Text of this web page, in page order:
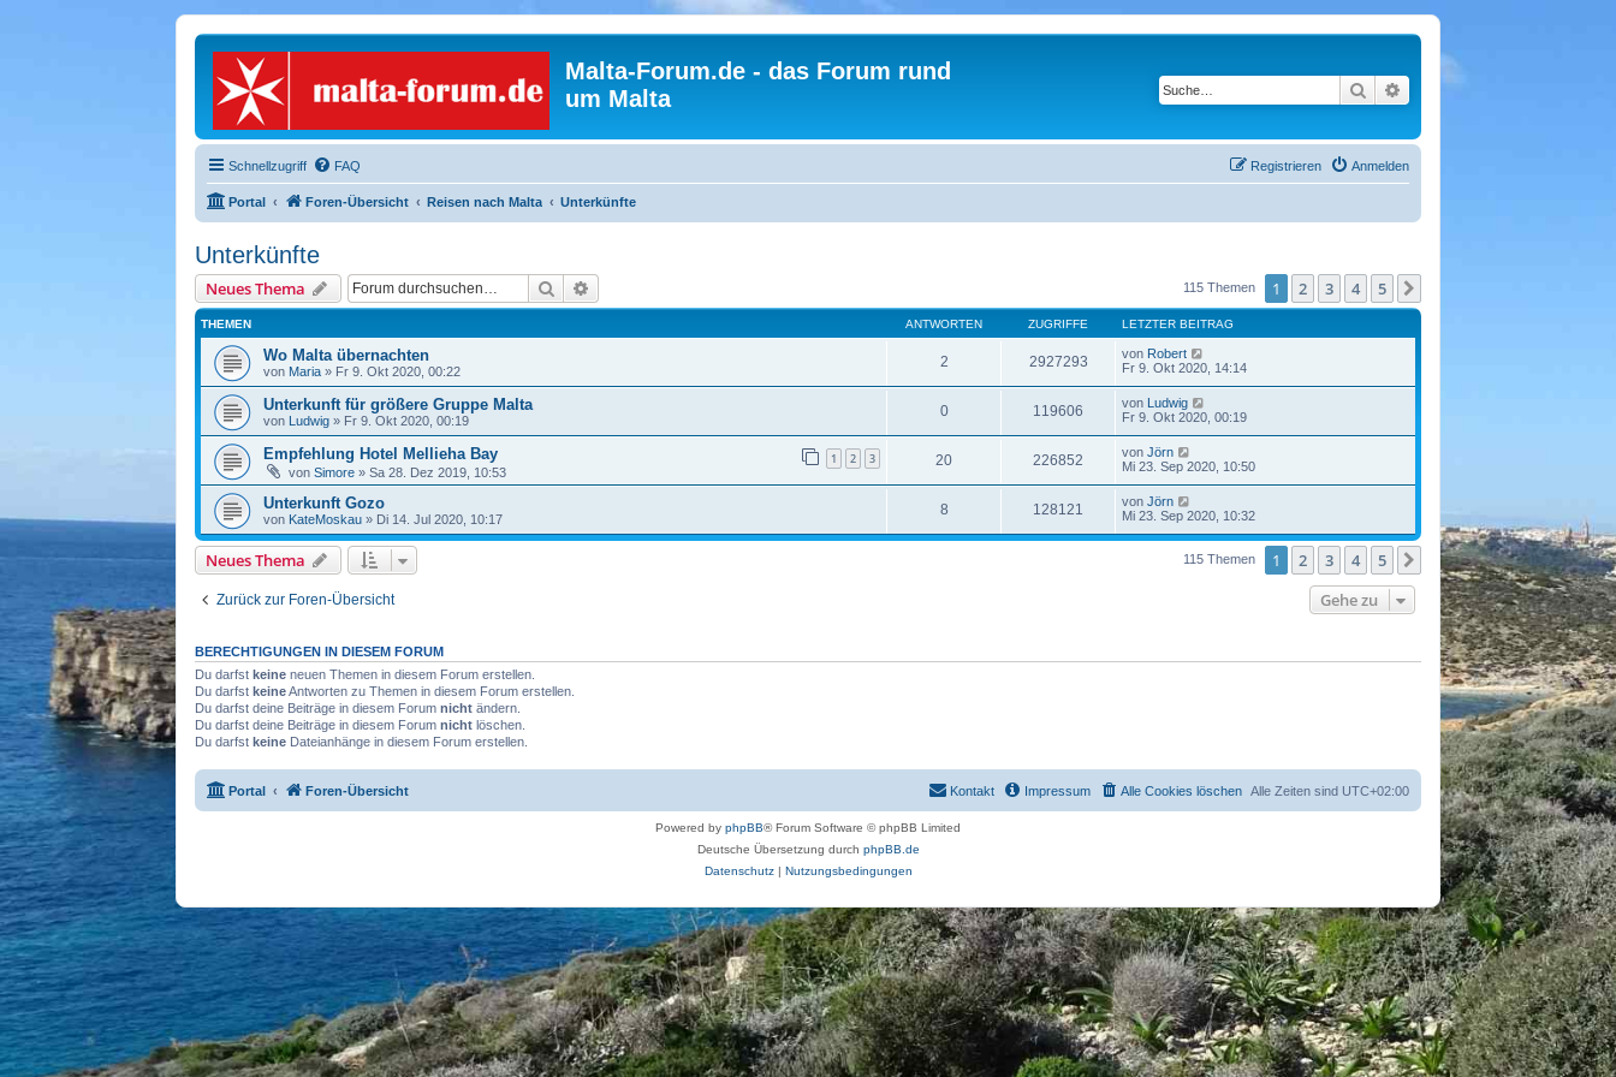
Malta-Forum.de - das Forum rund
um Malta
Suche Erweiterte Suche
Schnellzugriff FAQ Anmelden
Registrieren
Portal Foren-Übersicht Reisen nach Malta Unterkünfte
Unterkünfte
Neues Thema Suche 115 Themen 1 2 3 4 5
THEMEN ANTWORTEN ZUGRIFFE LETZTER BEITRAG
Wo Malta übernachten
von Maria » Fr 9. Okt 2020, 00:22
2 2927293 von Robert
Fr 9. Okt 2020, 14:14
Unterkunft für größere Gruppe Malta
von Ludwig » Fr 9. Okt 2020, 00:19
0 119606 von Ludwig
Fr 9. Okt 2020, 00:19
Empfehlung Hotel Mellieha Bay
von Simore » Sa 28. Dez 2019, 10:53
1 2 3 20 226852 von Jörn
Mi 23. Sep 2020, 10:50
Unterkunft Gozo
von KateMoskau » Di 14. Jul 2020, 10:17
8 128121 von Jörn
Mi 23. Sep 2020, 10:32
Neues Thema 115 Themen 1 2 3 4 5 Nächste
Zurück zur Foren-Übersicht Gehe zu
BERECHTIGUNGEN IN DIESEM FORUM
Du darfst keine neuen Themen in diesem Forum erstellen.
Du darfst keineAntworten zu Themen in diesem Forum erstellen.
Du darfst deine Beiträge in diesem Forum nicht ändern.
Du darfst deine Beiträge in diesem Forum nicht löschen.
Du darfst keine Dateianhänge in diesem Forum erstellen.
Portal Foren-Übersicht Alle Zeiten sind UTC+02:00
Alle Cookies löschen
Impressum
Kontakt
Powered by phpBB® Forum Software © phpBB Limited
Deutsche Übersetzung durch phpBB.de
Datenschutz| Nutzungsbedingungen